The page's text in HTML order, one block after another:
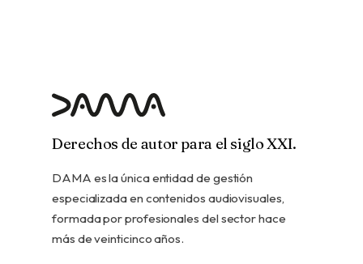
Derechos de autor para el siglo XXI.
DAMA es la única entidad de gestión
especializada en contenidos audiovisuales,
formada por profesionales del sector hace
más de veinticinco años.